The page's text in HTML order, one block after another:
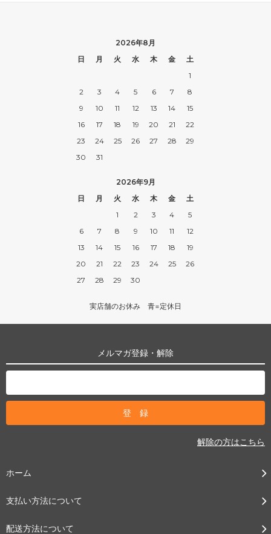
2026年8月
日
月 火 水 木 金
土
1
2
3 4 5 6 7
8
9
10 11 12 13 14
15
16
17 18 19 20 21
22
23
24 25 26 27 28
29
30
31
2026年9月
日
月 火 水 木 金
土
1
2 3 4
5
6
7 8 9 10 11
12
13
14 15 16 17 18
19
20
21 22 23 24 25
26
27
28 29 30
実店舗のお休み 青=定休日
メルマガ登録・解除
解除の方はこちら
ホーム
支払い方法について
配送方法について